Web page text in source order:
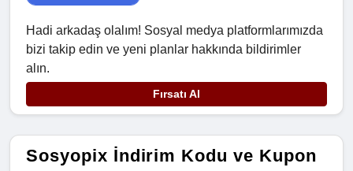
Hadi arkadaş olalım! Sosyal medya platformlarımızda
bizi takip edin ve yeni planlar hakkında bildirimler
alın.
Fırsatı Al
Sosyopix İndirim Kodu ve Kupon